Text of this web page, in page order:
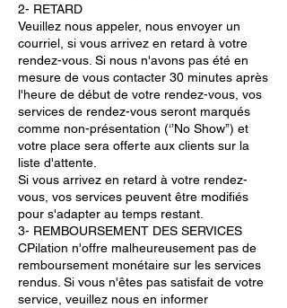
2- RETARD
Veuillez nous appeler, nous envoyer un
courriel, si vous arrivez en retard à votre
rendez-vous. Si nous n'avons pas été en
mesure de vous contacter 30 minutes après
l'heure de début de votre rendez-vous, vos
services de rendez-vous seront marqués
comme non-présentation (‘’No Show’’) et
votre place sera offerte aux clients sur la
liste d'attente.
Si vous arrivez en retard à votre rendez-
vous, vos services peuvent être modifiés
pour s'adapter au temps restant.
3- REMBOURSEMENT DES SERVICES
CPilation n'offre malheureusement pas de
remboursement monétaire sur les services
rendus. Si vous n'êtes pas satisfait de votre
service, veuillez nous en informer